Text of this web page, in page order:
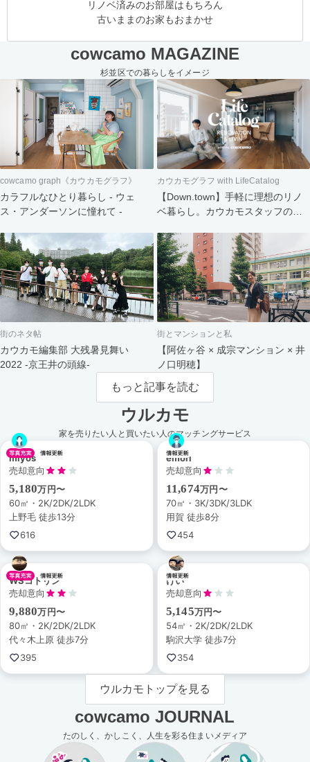
リノベ済みのお部屋はもちろん
古いままのお家もおまかせ
cowcamo MAGAZINE
杉並区での暮らしをイメージ
cowcamo graph《カウカモグラフ》
カラフルなひとり暮らし - ウェ
ス・アンダーソンに憧れて -
カウカモグラフ with LifeCatalog
【Down.town】手軽に理想のリノ
ベ暮らし。カウカモスタッフの家
街のネタ帖
カウカモ編集部 大残暑見舞い
2022 -京王井の頭線-
街とマンションと私
【阿佐ヶ谷 × 成宗マンション × 井
ノ口明穂】
もっと記事を読む
ウルカモ
家を売りたい人と買いたい人のマッチングサービス
miyos
売却意向
5,180万円〜
60㎡・2K/2DK/2LDK
上野毛 徒歩13分
616
emori
売却意向
11,674万円〜
70㎡・3K/3DK/3LDK
用賀 徒歩8分
454
WSコトリン
売却意向
9,880万円〜
80㎡・2K/2DK/2LDK
代々木上原 徒歩7分
395
けい
売却意向
5,145万円〜
54㎡・2K/2DK/2LDK
駒沢大学 徒歩7分
354
ウルカモトップを見る
cowcamo JOURNAL
たのしく、かしこく、人生を彩る住まいメディア